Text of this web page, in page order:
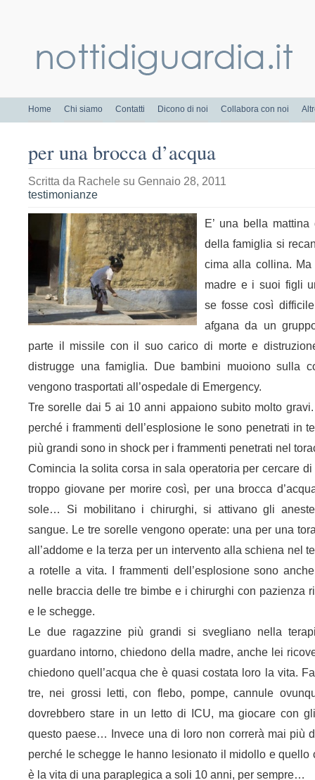
Home Chi siamo Contatti Dicono di noi Collabora con noi
per una brocca d’acqua
Scritta da Rachele su Gennaio 28, 2011
testimonianze
E’ una bella
della famiglia si
cima alla collina.
madre e i suoi figli
se fosse così
afgana da un
parte il missile con il suo carico di morte e
distrugge una famiglia. Due bambini muoiono sulla
vengono trasportati all’ospedale di Emergency.
Tre sorelle dai 5 ai 10 anni appaiono subito molto
perché i frammenti dell’esplosione le sono penetrati in
più grandi sono in shock per i frammenti penetrati nel
Comincia la solita corsa in sala operatoria per cercare
troppo giovane per morire così, per una brocca
sole… Si mobilitano i chirurghi, si attivano gli
sangue. Le tre sorelle vengono operate: una per una
all’addome e la terza per un intervento alla schiena nel
a rotelle a vita. I frammenti dell’esplosione sono
nelle braccia delle tre bimbe e i chirurghi con pazienza
e le schegge.
Le due ragazzine più grandi si svegliano nella
guardano intorno, chiedono della madre, anche lei
chiedono quell’acqua che è quasi costata loro la vita.
tre, nei grossi letti, con flebo, pompe, cannule
dovrebbero stare in un letto di ICU, ma giocare con
questo paese… Invece una di loro non correrà mai più
perché le schegge le hanno lesionato il midollo e quello
è la vita di una paraplegica a soli 10 anni, per sempre…